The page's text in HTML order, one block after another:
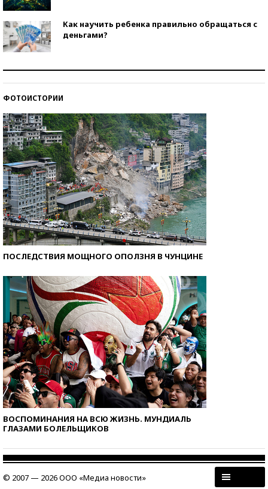
Как научить ребенка правильно обращаться с
деньгами?
ФОТОИСТОРИИ
ПОСЛЕДСТВИЯ МОЩНОГО ОПОЛЗНЯ В ЧУНЦИНЕ
ВОСПОМИНАНИЯ НА ВСЮ ЖИЗНЬ. МУНДИАЛЬ
ГЛАЗАМИ БОЛЕЛЬЩИКОВ
© 2007 — 2026 ООО «Медиа новости»